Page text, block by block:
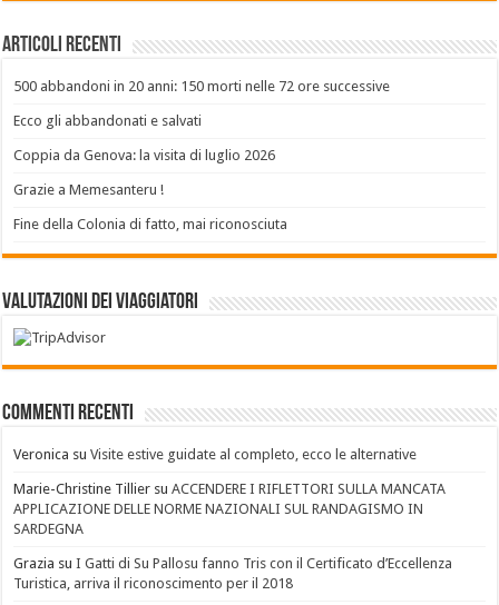
Articoli recenti
500 abbandoni in 20 anni: 150 morti nelle 72 ore successive
Ecco gli abbandonati e salvati
Coppia da Genova: la visita di luglio 2026
Grazie a Memesanteru !
Fine della Colonia di fatto, mai riconosciuta
Valutazioni dei Viaggiatori
Commenti recenti
Veronica suVisite estive guidate al completo, ecco le alternative
Marie-Christine Tillier suACCENDERE I RIFLETTORI SULLA MANCATA
APPLICAZIONE DELLE NORME NAZIONALI SUL RANDAGISMO IN
SARDEGNA
Grazia suI Gatti di Su Pallosu fanno Tris con il Certificato d’Eccellenza
Turistica, arriva il riconoscimento per il 2018